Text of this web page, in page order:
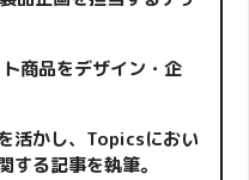
商品をデザイン・企
活かし、Topicsにおい
する記事を執筆。